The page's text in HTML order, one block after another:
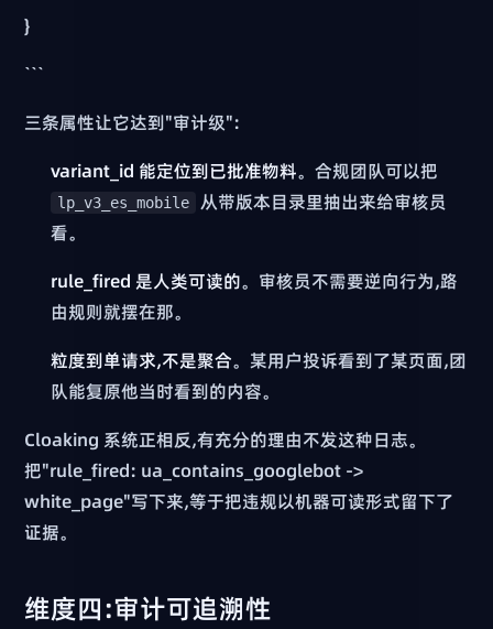
}
```
三条属性让它达到"审计级":
variant_id 能定位到已批准物料。合规团队可以把
lp_v3_es_mobile
从带版本目录里抽出来给审核员
看。
rule_fired 是人类可读的。审核员不需要逆向行为,路
由规则就摆在那。
粒度到单请求,不是聚合。某用户投诉看到了某页面,团
队能复原他当时看到的内容。
Cloaking 系统正相反,有充分的理由不发这种日志。
把"rule_fired: ua_contains_googlebot ->
white_page"写下来,等于把违规以机器可读形式留下了
证据。
维度四:审计可追溯性